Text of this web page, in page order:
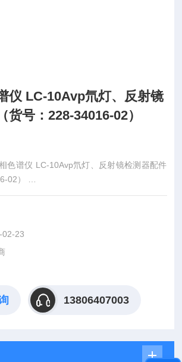
仪 LC-10Avp氘灯、反射镜
货号：228-34016-02）
色谱仪 LC-10Avp氘灯、反射镜检测器配件
02）
and Maintenance Parts for Shimadzu LC-
6585,L-6585-02
02-23
13806407003